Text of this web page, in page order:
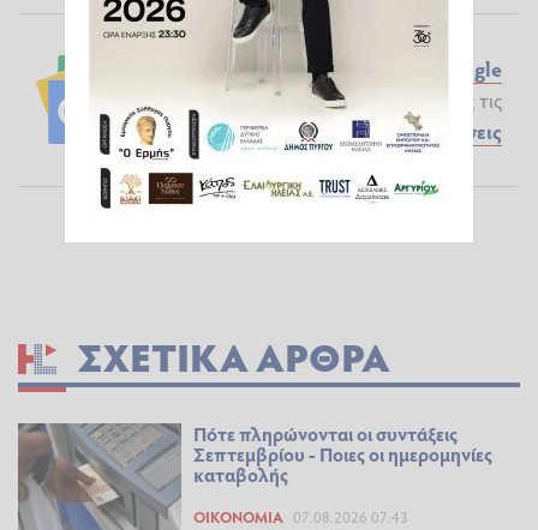
Ακολουθήστε το ilialive.gr στο
Google
News
και μάθετε πρώτοι όλες τις
Ειδήσεις
ΣΧΕΤΙΚΆ ΆΡΘΡΑ
Πότε πληρώνονται οι συντάξεις
Σεπτεμβρίου - Ποιες οι ημερομηνίες
καταβολής
ΟΙΚΟΝΟΜΊΑ 07.08.2026 07:43